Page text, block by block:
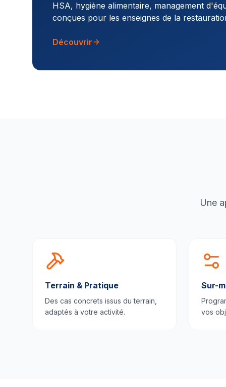
HSA, hygiène alimentaire, management
conçues pour les enseignes de la
Découvrir
Une
Terrain & Pratique
Des cas concrets issus du terrain,
adaptés à votre activité.
Sur-
vos